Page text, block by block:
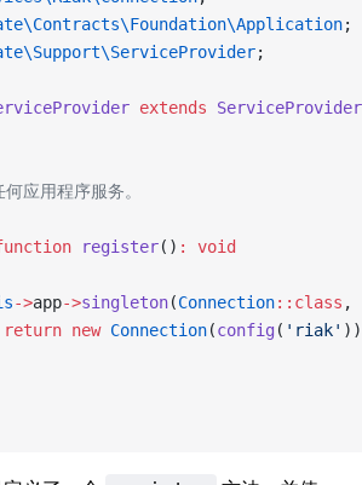
;
;
extends ServiceProvider
应用程序服务。
register() :
void
->app->singleton(Connection::class ,
new Connection(config ( 'riak'